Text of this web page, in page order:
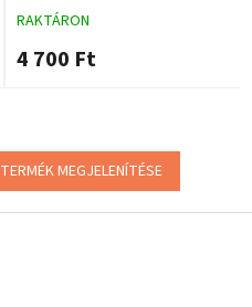
RAKTÁRON
4 700 Ft
MEGJELENÍTÉSE